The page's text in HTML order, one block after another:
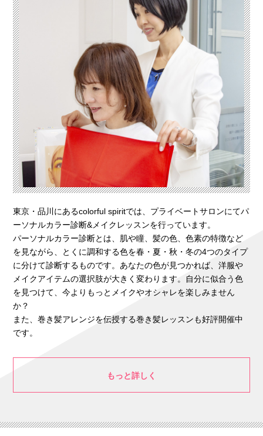
東京・品川にあるcolorful spiritでは、プライベートサロンにてパ
ーソナルカラー診断&メイクレッスンを行っています。
パーソナルカラー診断とは、肌や瞳、髪の色、色素の特徴など
を見ながら、とくに調和する色を春・夏・秋・冬の4つのタイプ
に分けて診断するものです。あなたの色が見つかれば、洋服や
メイクアイテムの選択肢が大きく変わります。自分に似合う色
を見つけて、今よりもっとメイクやオシャレを楽しみません
か？
また、巻き髪アレンジを伝授する巻き髪レッスンも好評開催中
です。
もっと詳しく